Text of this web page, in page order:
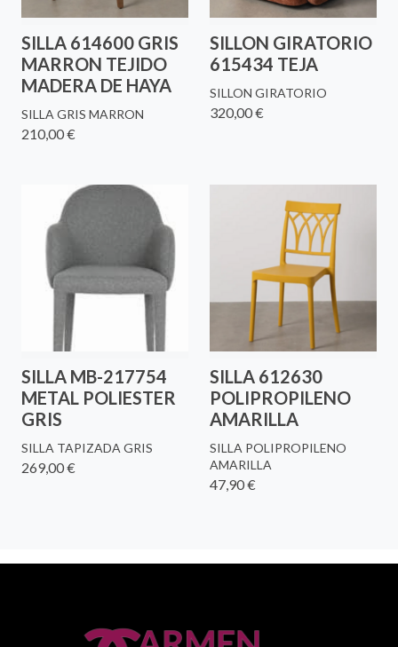
SILLA 614600 GRIS
MARRON TEJIDO
MADERA DE HAYA
SILLA GRIS MARRON
210,00 €
SILLON GIRATORIO
615434 TEJA
SILLON GIRATORIO
320,00 €
SILLA MB-217754
METAL POLIESTER
GRIS
SILLA TAPIZADA GRIS
269,00 €
SILLA 612630
POLIPROPILENO
AMARILLA
SILLA POLIPROPILENO
AMARILLA
47,90 €